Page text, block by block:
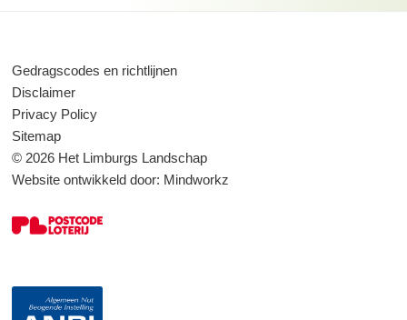
Gedragscodes en richtlijnen
Disclaimer
Privacy Policy
Sitemap
© 2026 Het Limburgs Landschap
Website ontwikkeld door: Mindworkz